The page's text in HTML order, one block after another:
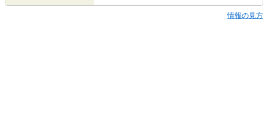
情報の見方